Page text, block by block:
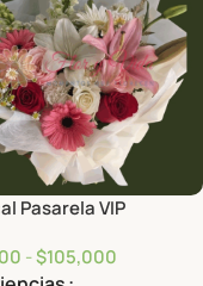
Pasarela VIP
-$105,000